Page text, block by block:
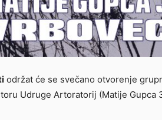
održat će se svečano otvorenje
Udruge Artoratorij (Matije Gupca